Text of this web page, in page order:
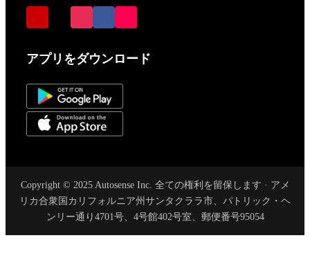
アプリをダウンロード
Copyright © 2025 Autosense Inc. 全ての権利を留保します · アメ
リカ合衆国カリフォルニア州サンタクララ市、パトリック・ヘ
ンリー通り4701号、4号館402号室、郵便番号95054